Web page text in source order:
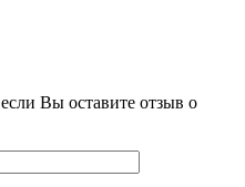
Вы оставите отзыв о